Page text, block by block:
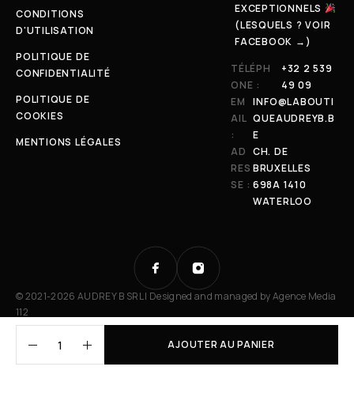
AJOUTER AU PANIER
CONDITIONS
D'UTILISATION
POLITIQUE DE
CONFIDENTIALITÉ
POLITIQUE DE
COOKIES
MENTIONS LÉGALES
EXCEPTIONNELS
(LESQUELS ? VOIR
FACEBOOK →)
TÉLÉPH
ONE :
+32 2 539
49 09
EM
AIL
:
INFO@LABOUTI
QUEAUDREYB.B
E
AD
RES
SE :
CH. DE
BRUXELLES
698A 1410
WATERLOO
© 2021-2026 AUDREY B SRL | Designed and managed byAgence Media
112